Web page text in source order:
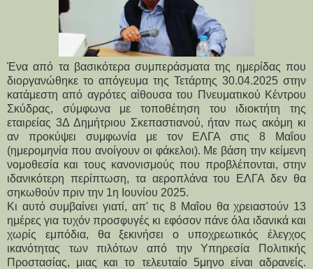
Ένα από τα βασικότερα συμπεράσματα της ημερίδας που
διοργανώθηκε το απόγευμα της Τετάρτης 30.04.2025 στην
κατάμεστη από αγρότες αίθουσα του Πνευματικού Κέντρου
Σκύδρας, σύμφωνα με τοποθέτηση του ιδιοκτήτη της
εταιρείας 3Δ Δημήτριου Σκεπαστιανού, ήταν πως ακόμη κι
αν προκύψει συμφωνία με τον ΕΛΓΑ στις 8 Μαΐου
(ημερομηνία που ανοίγουν οι φάκελοι). Με βάση την κείμενη
νομοθεσία και τους κανονισμούς που προβλέπονται, στην
ιδανικότερη περίπτωση, τα αεροπλάνα του ΕΛΓΑ δεν θα
σηκωθούν πριν την 1η Ιουνίου 2025.
Κι αυτό συμβαίνει γιατί, απ' τις 8 Μαΐου θα χρειαστούν 13
ημέρες για τυχόν προσφυγές κι εφόσον πάνε όλα ιδανικά και
χωρίς εμπόδια, θα ξεκινήσει ο υποχρεωτικός έλεγχος
ικανότητας των πιλότων από την Υπηρεσία Πολιτικής
Προστασίας, μιας και το τελευταίο 5μηνο είναι αδρανείς.